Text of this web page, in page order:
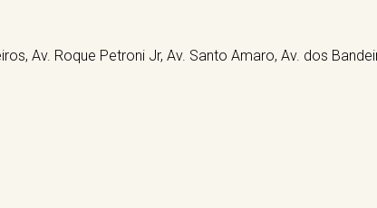
Av. Roque Petroni Jr, Av. Santo Amaro, Av. dos